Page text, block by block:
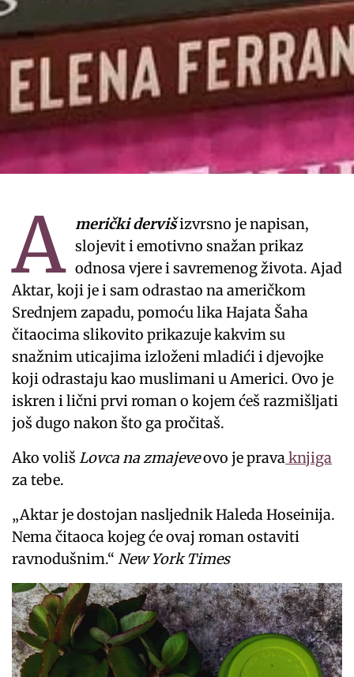
A merički dervišizvrsno je napisan,
slojevit i emotivno snažan prikaz
odnosa vjere i savremenog života. Ajad
Aktar, koji je i sam odrastao na američkom
Srednjem zapadu, pomoću lika Hajata Šaha
čitaocima slikovito prikazuje kakvim su
snažnim uticajima izloženi mladići i djevojke
koji odrastaju kao muslimani u Americi. Ovo je
iskren i lični prvi roman o kojem ćeš razmišljati
još dugo nakon što ga pročitaš.
Ako voliš Lovca na zmajeveovo je prava knjiga
za tebe.
„Aktar je dostojan nasljednik Haleda Hoseinija.
Nema čitaoca kojeg će ovaj roman ostaviti
ravnodušnim.“ New York Times